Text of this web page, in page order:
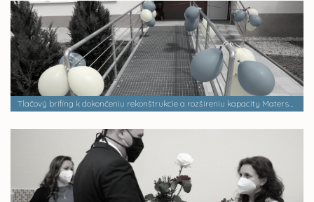
Tlačový brífing k dokončeniu rekonštrukcie a rozšíreniu kapacity Materskej školy Huskova 45